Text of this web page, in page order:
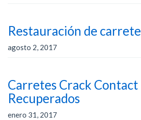
Restauración de carrete
agosto 2, 2017
Carretes Crack Contact
Recuperados
enero 31, 2017